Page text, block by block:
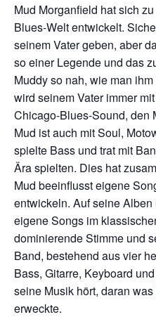
Mud Morganfield hat sich
Blues-Welt entwickelt.
seinem Vater geben, aber
so einer Legende und das
Muddy so nah, wie man
wird seinem Vater immer
Chicago-Blues-Sound, den
Mud ist auch mit Soul,
spielte Bass und trat mit
Ära spielten. Dies hat
Mud beeinflusst eigene
entwickeln. Auf seine
eigene Songs im
dominierende Stimme und
Band, bestehend aus vier
Bass, Gitarre, Keyboard
seine Musik hört, daran
erweckte.